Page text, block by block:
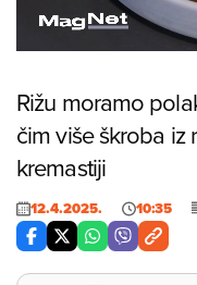
/
Loaded
:
10.43%
Rižu moramo
čim više škroba iz
kremastiji
12.4.2025. 10:35